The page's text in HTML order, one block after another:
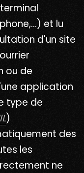
et lu
d'un site
ou de
application
type de
)
des
les
ne